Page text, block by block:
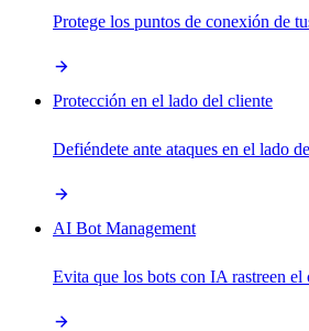
Protege los puntos de conexión de
Protección en el lado del cliente
Defiéndete ante ataques en el lado
AI Bot Management
Evita que los bots con IA rastreen